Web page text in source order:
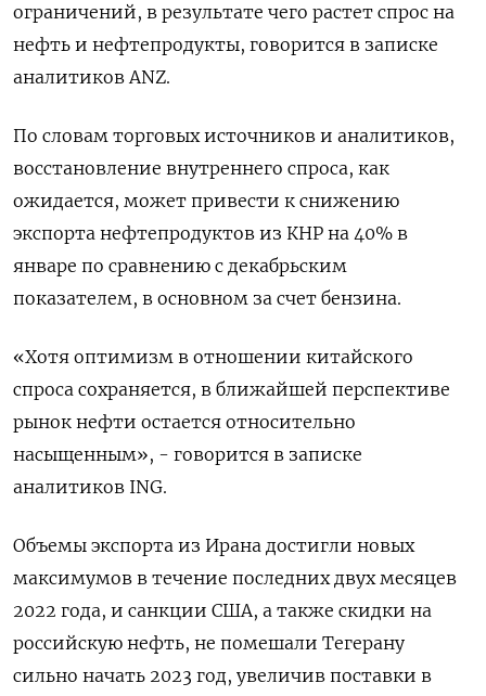
ограничений, в результате чего растет спрос на
нефть и нефтепродукты, говорится в записке
аналитиков ANZ.
По словам торговых источников и аналитиков,
восстановление внутреннего спроса, как
ожидается, может привести к снижению
экспорта нефтепродуктов из КНР на 40% в
январе по сравнению с декабрьским
показателем, в основном за счет бензина.
«Хотя оптимизм в отношении китайского
спроса сохраняется, в ближайшей перспективе
рынок нефти остается относительно
насыщенным», - говорится в записке
аналитиков ING.
Объемы экспорта из Ирана достигли новых
максимумов в течение последних двух месяцев
2022 года, и санкции США, а также скидки на
российскую нефть, не помешали Тегерану
сильно начать 2023 год, увеличив поставки в